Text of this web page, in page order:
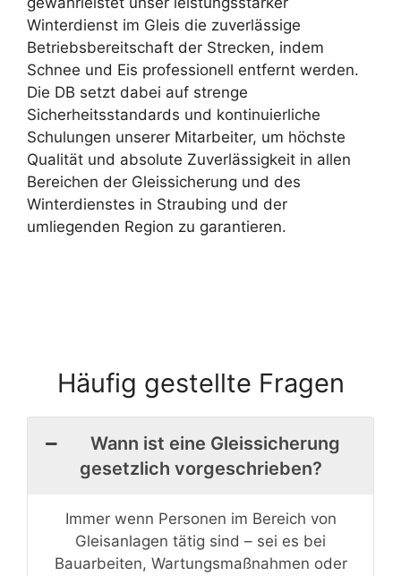
Winterdienst im Gleis die zuverlässige
Betriebsbereitschaft der Strecken, indem
Schnee und Eis professionell entfernt werden.
Die DB setzt dabei auf strenge
Sicherheitsstandards und kontinuierliche
Schulungen unserer Mitarbeiter, um höchste
Qualität und absolute Zuverlässigkeit in allen
Bereichen der Gleissicherung und des
Winterdienstes in Straubing und der
umliegenden Region zu garantieren.
Häufig gestellte Fragen
Wann ist eine Gleissicherung
gesetzlich vorgeschrieben?
Immer wenn Personen im Bereich von
Gleisanlagen tätig sind – sei es bei
Bauarbeiten, Wartungsmaßnahmen oder